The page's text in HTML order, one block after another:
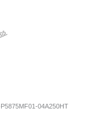
04A250HT